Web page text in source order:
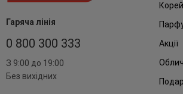
Гаряча лінія
0 800 300 333
З 9:00 до 19:00
Без вихідних
Акції